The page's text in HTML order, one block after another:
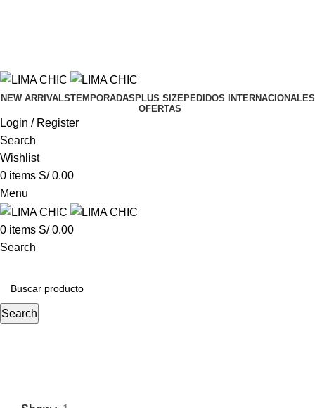
NEW ARRIVALSTEMPORADAS PLUS SIZEPEDIDOS INTERNACIONALES
OFERTAS
Login / Register
Search
Wishlist
0 items S/0.00
Menu
0 items S/0.00
Search
Search